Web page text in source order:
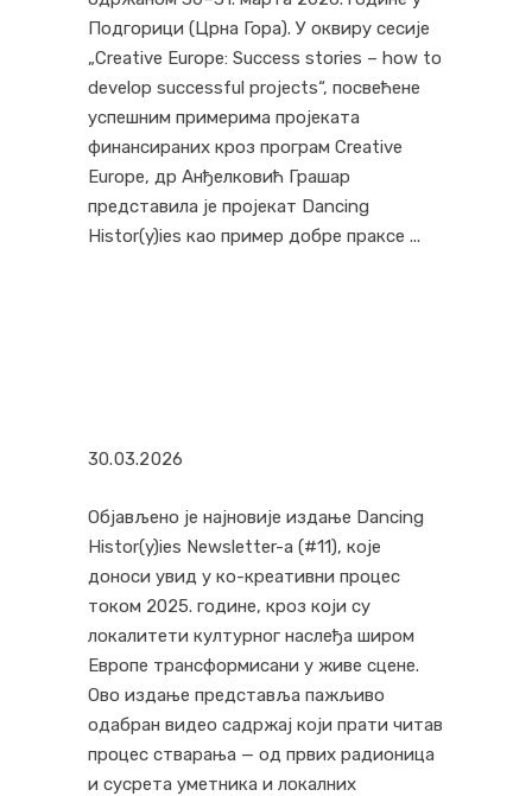
Подгорици (Црна Гора). У оквиру сесије
„Creative Europe: Success stories – how to
develop successful projects“, посвећене
успешним примерима пројеката
финансираних кроз програм Creative
Europe, др Анђелковић Грашар
представила је пројекат Dancing
Histor(y)ies као пример добре праксе
30.03.2026
Објављено је најновије издање Dancing
Histor(y)ies Newsletter-а (#11), које
доноси увид у ко-креативни процес
током 2025. године, кроз који су
локалитети културног наслеђа широм
Европе трансформисани у живе сцене.
Ово издање представља пажљиво
одабран видео садржај који прати читав
процес стварања — од првих радионица
и сусрета уметника и локалних